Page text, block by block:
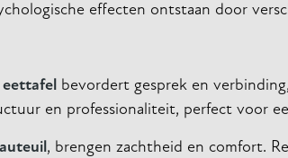
effecten ontstaan door
eettafel bevordert gesprek en
en professionaliteit, perfect voor
, brengen zachtheid en comfort.